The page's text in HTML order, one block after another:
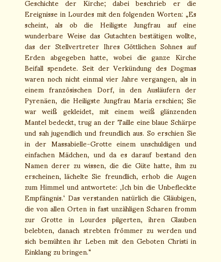
Ereignisse in Lourdes mit den folgenden Worten: „Es
scheint, als ob die Heiligste Jungfrau auf eine
wunderbare Weise das Gutachten bestätigen wollte,
das der Stellvertreter Ihres Göttlichen Sohnes auf
Erden abgegeben hatte, wobei die ganze Kirche
Beifall spendete. Seit der Verkündung des Dogmas
waren noch nicht einmal vier Jahre vergangen, als in
einem französischen Dorf, in den Ausläufern der
Pyrenäen, die Heiligste Jungfrau Maria erschien; Sie
war weiß gekleidet, mit einem weiß glänzenden
Mantel bedeckt, trug an der Taille eine blaue Schärpe
und sah jugendlich und freundlich aus. So erschien Sie
in der Massabielle-Grotte einem unschuldigen und
einfachen Mädchen, und da es darauf bestand den
Namen derer zu wissen, die die Güte hatte, ihm zu
erscheinen, lächelte Sie freundlich, erhob die Augen
zum Himmel und antwortete: ‚Ich bin die Unbefleckte
Empfängnis.‘ Das verstanden natürlich die Gläubigen,
die von allen Orten in fast unzähligen Scharen fromm
zur Grotte in Lourdes pilgerten, ihren Glauben
belebten, danach strebten frömmer zu werden und
sich bemühten ihr Leben mit den Geboten Christi in
Einklang zu bringen.“